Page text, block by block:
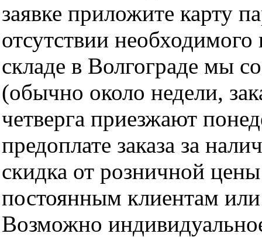
заявке приложите карту
отсутствии
складе в Волгограде мы
(обычно около недели,
четверга приезжают
предоплате заказа за
скидка от розничной
постоянным клиентам
Возможно